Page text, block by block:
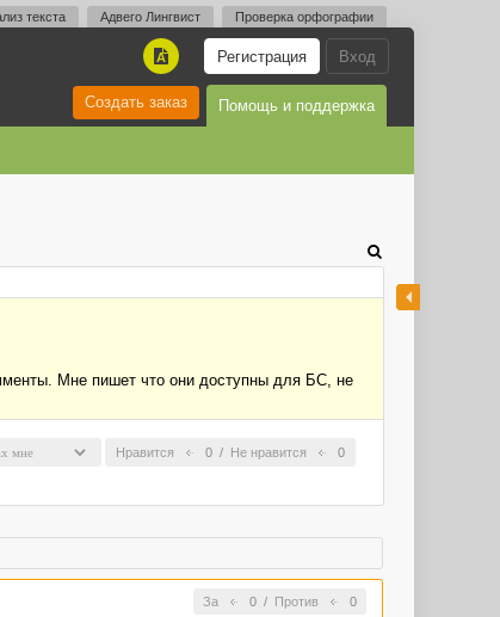
текста Адвего Лингвист Проверка орфографии
Вход
Регистрация
A
Помощь и поддержка
Создать заказ
Мне пишет что они доступны для БС, не
Нравится 0 / Не нравится 0
За 0/ Против 0